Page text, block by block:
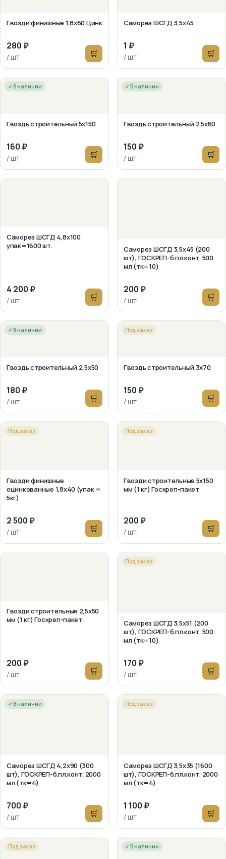
Гвозди финишные 1,8х60 Цинк
280 ₽
/ шт 🛒
Саморез ШСГД 3,5х45
1 ₽
/ шт 🛒
✓ В наличии
Гвоздь строительный 5х150
160 ₽
/ шт 🛒
✓ В наличии
Гвоздь строительный 2.5х60
150 ₽
/ шт 🛒
Саморез ШСГД 4,8х100
упак=1600 шт.
4 200 ₽
/ шт 🛒
Саморез ШСГД 3,5х45 (200
шт), ГОСКРЕП-б.пл.конт. 500
мл (тк=10)
200 ₽
/ шт 🛒
✓ В наличии
Гвоздь строительный 2,5х50
180 ₽
/ шт 🛒
Под заказ
Гвоздь строительный 3х70
150 ₽
/ шт 🛒
Под заказ
Гвозди финишные
оцинкованные 1,8х40 (упак =
5кг)
2 500 ₽
/ шт 🛒
Под заказ
Гвозди строительные 5х150
мм (1 кг) Госкреп-пакет
200 ₽
/ шт 🛒
Гвозди строительные 2,5х50
мм (1 кг) Госкреп-пакет
200 ₽
/ шт 🛒
Под заказ
Саморез ШСГД 3,5х51 (200
шт), ГОСКРЕП-б.пл.конт. 500
мл (тк=10)
170 ₽
/ шт 🛒
✓ В наличии
Саморез ШСГД 4,2х90 (300
шт), ГОСКРЕП-б.пл.конт. 2000
мл (тк=4)
700 ₽
/ шт 🛒
Под заказ
Саморез ШСГД 3,5х35 (1600
шт), ГОСКРЕП-б.пл.конт. 2000
мл (тк=4)
1 100 ₽
/ шт 🛒
Под заказ ✓ В наличии